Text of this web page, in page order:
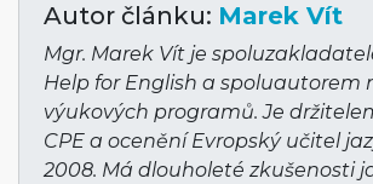
Autor článku: Marek Vít
Mgr. Marek Vít je
Help for English a spoluautorem
výukových programů. Je
CPE a ocenění Evropský učitel
2008. Má dlouholeté zkušenosti